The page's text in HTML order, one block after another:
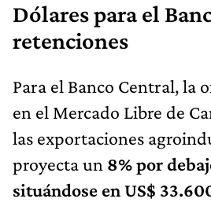
Dólares para el
retenciones
Para el Banco Central, la
en el Mercado Libre de
las exportaciones
proyecta un 8% por
situándose en US$